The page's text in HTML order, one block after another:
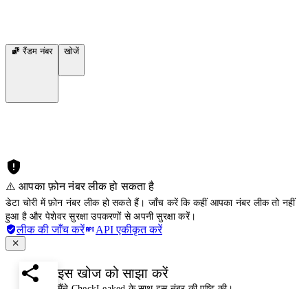
रैंडम नंबर खोजें
⚠️ आपका फ़ोन नंबर लीक हो सकता है
डेटा चोरी में फ़ोन नंबर लीक हो सकते हैं। जाँच करें कि कहीं आपका नंबर लीक तो नहीं
हुआ है और पेशेवर सुरक्षा उपकरणों से अपनी सुरक्षा करें।
लीक की जाँच करें API एकीकृत करें
इस खोज को साझा करें